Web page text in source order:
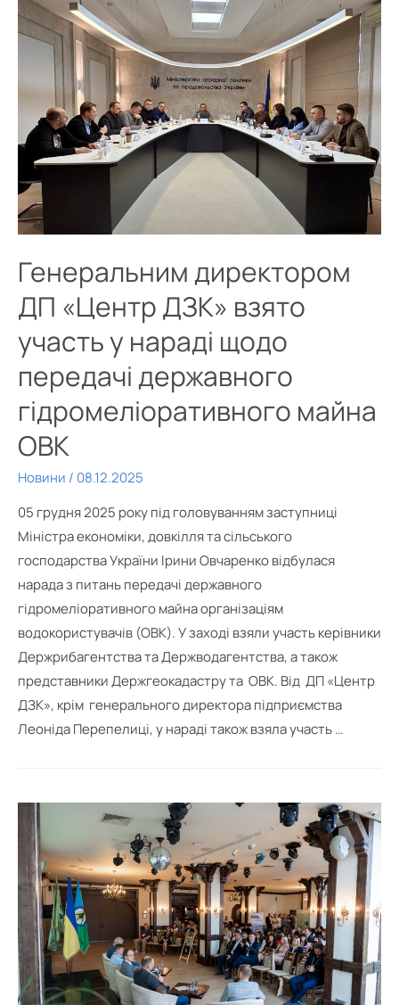
Генеральним директором
ДП «Центр ДЗК» взято
участь у нараді щодо
передачі державного
гідромеліоративного майна
ОВК
Новини / 08.12.2025
05 грудня 2025 року під головуванням заступниці
Міністра економіки, довкілля та сільського
господарства України Ірини Овчаренко відбулася
нарада з питань передачі державного
гідромеліоративного майна організаціям
водокористувачів (ОВК). У заході взяли участь керівники
Держрибагентства та Держводагентства, а також
представники Держгеокадастру та ОВК. Від ДП «Центр
ДЗК», крім генерального директора підприємства
Леоніда Перепелиці, у нараді також взяла участь …